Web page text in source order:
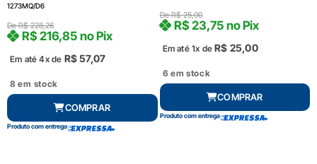
1273MQ/D6
DeR$228,26
Em até 4x de R$57,07
R$216,85 no Pix
8 em stock
COMPRAR
Produto com entrega
DeR$25,00
Em até 1x de R$ 25,00
R$23,75 no Pix
6 em stock
COMPRAR
Produto com entrega